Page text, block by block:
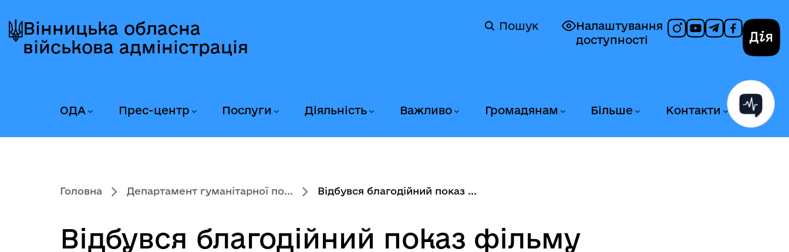
до
головного
до
головного
вмісту
до
головного
колонтитула
Вінницька обласна
військова адміністрація
Налаштування
доступності
Пошук
ОДА Прес-центр Послуги Діяльність Важливо Громадянам Більше Контакти
Головна Департамент гуманітарної по... Відбувся благодійний показ ...
Відбувся благодійний показ фільму